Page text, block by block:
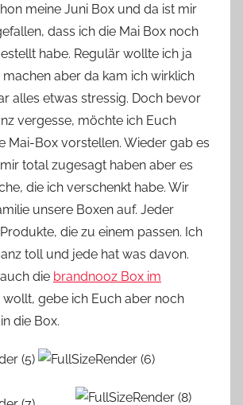
n
Y
v
o
n
n
e
meine Juni Box und da ist mir
dass ich die Mai Box noch
habe. Regulär wollte ich ja
aber da kam ich wirklich
alles etwas stressig. Doch bevor
vergesse, möchte ich Euch
Mai-Box vorstellen. Wieder gab es
total zugesagt haben aber es
die ich verschenkt habe. Wir
unsere Boxen auf. Jeder
die zu einem passen. Ich
toll und jede hat was davon.
die brandnooz Box im
wollt, gebe ich Euch aber noch
die Box.